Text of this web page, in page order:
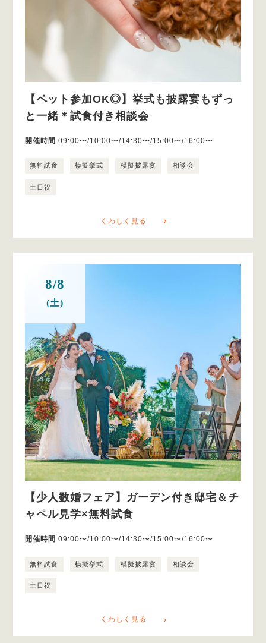
【ペット参加OK◎】挙式も披露宴もずっ
と一緒＊試食付き相談会
開催時間 09:00〜/10:00〜/14:30〜/15:00〜/16:00〜
無料試食 模擬挙式 模擬披露宴 相談会
土日祝
くわしく見る
8/8
(土)
【少人数婚フェア】ガーデン付き邸宅＆チ
ャペル見学×無料試食
開催時間 09:00〜/10:00〜/14:30〜/15:00〜/16:00〜
無料試食 模擬挙式 模擬披露宴 相談会
土日祝
くわしく見る